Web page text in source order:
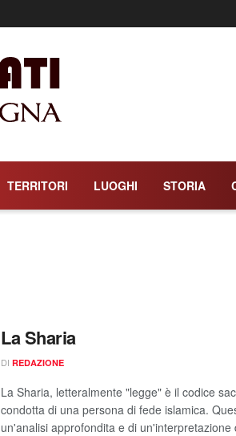
TERRITORI LUOGHI STORIA
La Sharia
DI REDAZIONE
La Sharia, letteralmente "legge" è il codice
condotta di una persona di fede islamica.
un'analisi approfondita e di